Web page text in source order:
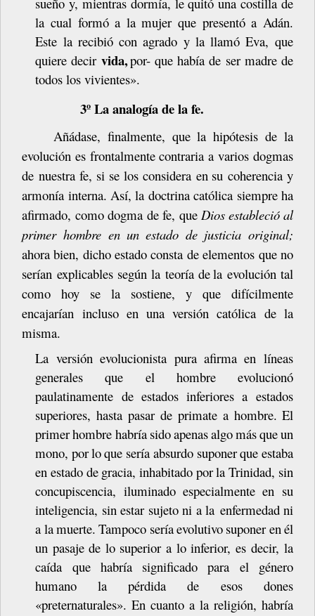
la cual formó a la mujer que presentó a Adán.
Este la recibió con agrado y la llamó Eva, que
quiere decir vida,por- que había de ser madre de
todos los vivientes».
3º La analogía de la fe.
Añádase, finalmente, que la hipótesis de la
evolución es frontalmente contraria a varios dogmas
de nuestra fe, si se los considera en su coherencia y
armonía interna. Así, la doctrina católica siempre ha
afirmado, como dogma de fe, que Dios estableció al
primer hombre en un estado de justicia original;
ahora bien, dicho estado consta de elementos que no
serían explicables según la teoría dela evolución tal
como hoy se la sostiene, y que difícilmente
encajarían incluso en una versión católica de la
misma.
La versión evolucionista pura afirma en líneas
generales que el hombre evolucionó
paulatinamente de estados inferiores a estados
superiores, hasta pasar de primate a hombre. El
primerhombre habría sidoapenasalgomásqueun
mono, porloque sería absurdo suponerque estaba
en estado de gracia, inhabitado porla Trinidad, sin
concupiscencia, iluminado especialmente en su
inteligencia, sin estar sujeto ni a la enfermedad ni
a lamuerte. Tampoco seríaevolutivo suponer enél
un pasaje de lo superior a lo inferior, es decir, la
caída que habría significado para el
género
humano
la pérdida de esos dones
«preternaturales». En cuanto a la religión, habría